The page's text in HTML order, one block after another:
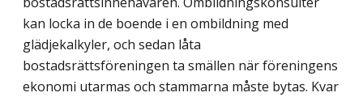
kan locka in de boende i en ombildning med
glädjekalkyler, och sedan låta
bostadsrättsföreningen ta smällen när föreningens
ekonomi utarmas och stammarna måste bytas. Kvar